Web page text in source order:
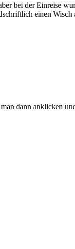
bei der Einreise
einen
dann anklicken